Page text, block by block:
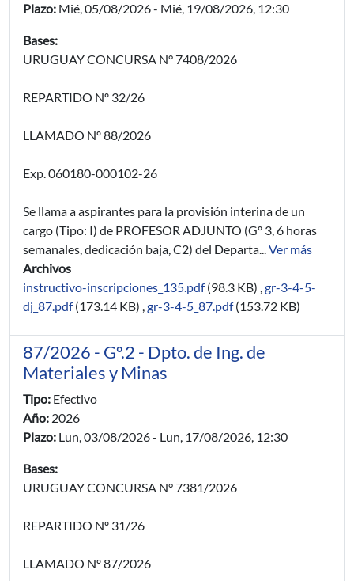
Plazo: Mié, 05/08/2026- Mié, 19/08/2026, 12:30
Bases:
URUGUAY CONCURSA N° 7408/2026
REPARTIDO Nº 32/26
LLAMADO Nº 88/2026
Exp. 060180-000102-26
Se llama a aspirantes para la provisión interina de un
cargo (Tipo: I) de PROFESOR ADJUNTO (Gº 3, 6 horas
semanales, dedicación baja, C2) del Departa...Ver más
Archivos
instructivo-inscripciones_135.pdf (98.3 KB) ,gr-3-4-5-
dj_87.pdf (173.14 KB) ,gr-3-4-5_87.pdf (153.72 KB)
87/2026 - Gº.2 - Dpto. de Ing. de
Materiales y Minas
Tipo: Efectivo
Año: 2026
Plazo: Lun, 03/08/2026- Lun, 17/08/2026, 12:30
Bases:
URUGUAY CONCURSA N° 7381/2026
REPARTIDO Nº 31/26
LLAMADO Nº 87/2026